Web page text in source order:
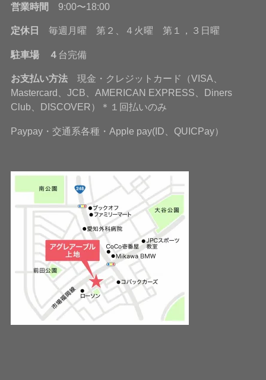
営業時間 9:00〜18:00
定休日 毎週月曜 第２、４火曜 第１，３日曜
駐車場 ４ 台完備
お支払い方法現金・クレジットカード（VISA、
Mastercard、JCB、AMERICAN EXPRESS、Diners
Club、DISCOVER）＊１回払いのみ
Paypay・交通系各種・Apple pay(ID、QUICPay）